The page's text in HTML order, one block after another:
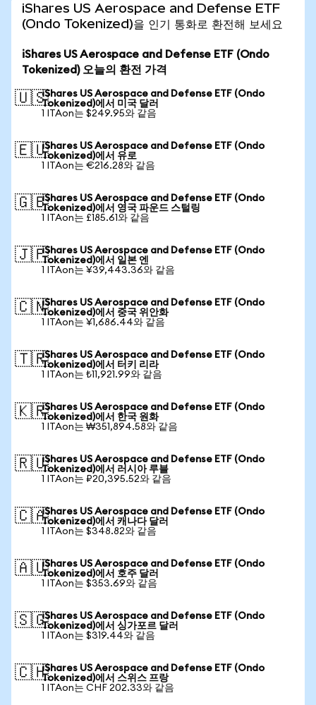
iShares US Aerospace and Defense ETF
(Ondo Tokenized)을 인기 통화로 환전해 보세요
iShares US Aerospace and Defense ETF (Ondo
Tokenized) 오늘의 환전 가격
🇺🇸iShares US Aerospace and Defense ETF (Ondo
Tokenized)에서 미국 달러
1 ITAon는 $249.95와 같음
🇪🇺iShares US Aerospace and Defense ETF (Ondo
Tokenized)에서 유로
1 ITAon는 €216.28와 같음
🇬🇧iShares US Aerospace and Defense ETF (Ondo
Tokenized)에서 영국 파운드 스털링
1 ITAon는 £185.61와 같음
🇯🇵iShares US Aerospace and Defense ETF (Ondo
Tokenized)에서 일본 엔
1 ITAon는 ¥39,443.36와 같음
🇨🇳iShares US Aerospace and Defense ETF (Ondo
Tokenized)에서 중국 위안화
1 ITAon는 ¥1,686.44와 같음
🇹🇷iShares US Aerospace and Defense ETF (Ondo
Tokenized)에서 터키 리라
1 ITAon는 ₺11,921.99와 같음
🇰🇷iShares US Aerospace and Defense ETF (Ondo
Tokenized)에서 한국 원화
1 ITAon는 ₩351,894.58와 같음
🇷🇺iShares US Aerospace and Defense ETF (Ondo
Tokenized)에서 러시아 루블
1 ITAon는 ₽20,395.52와 같음
🇨🇦iShares US Aerospace and Defense ETF (Ondo
Tokenized)에서 캐나다 달러
1 ITAon는 $348.82와 같음
🇦🇺iShares US Aerospace and Defense ETF (Ondo
Tokenized)에서 호주 달러
1 ITAon는 $353.69와 같음
🇸🇬iShares US Aerospace and Defense ETF (Ondo
Tokenized)에서 싱가포르 달러
1 ITAon는 $319.44와 같음
🇨🇭iShares US Aerospace and Defense ETF (Ondo
Tokenized)에서 스위스 프랑
1 ITAon는 CHF 202.33와 같음